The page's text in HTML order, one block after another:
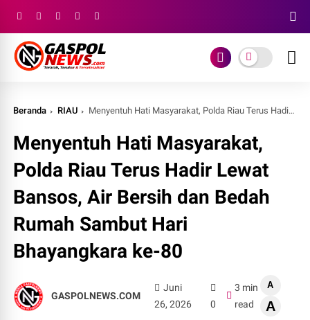
Beranda RIAU Menyentuh Hati Masyarakat, Polda Riau Terus Hadir Lewat Bansos, Air Bersih dan Bedah Rumah Sambut Hari Bhayangkara ke-80
Menyentuh Hati Masyarakat,
Polda Riau Terus Hadir Lewat
Bansos, Air Bersih dan Bedah
Rumah Sambut Hari
Bhayangkara ke-80
GASPOLNEWS.COM
Juni
26, 2026
0
3 min
read
A
A